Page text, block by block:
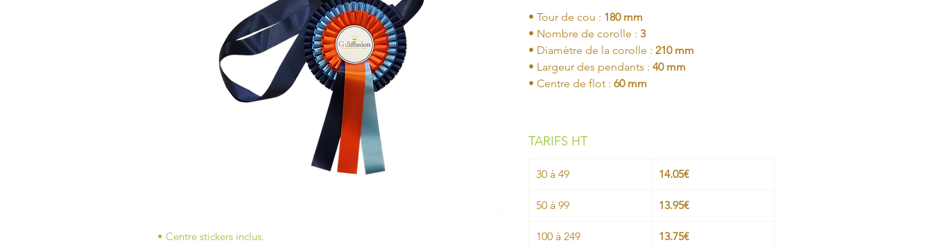
• Centre stickers inclus.
• Tour de cou : 180 mm
• Nombre de corolle : 3
• Diamètre de la corolle : 210 mm
• Largeur des pendants : 40 mm
• Centre de flot : 60 mm
TARIFS HT
30 à 49 14.05€
50 à 99 13.95€
100 à 249 13.75€